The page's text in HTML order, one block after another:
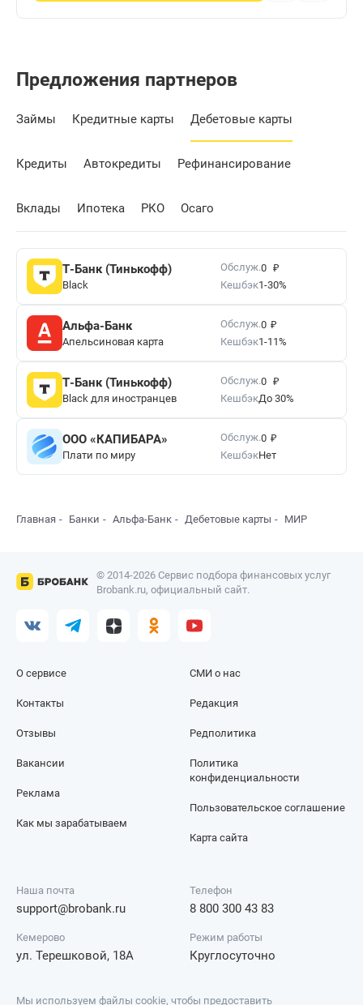
Предложения партнеров
Займы Кредитные карты Дебетовые карты
Кредиты Автокредиты Рефинансирование
Вклады Ипотека РКО Осаго
Т-Банк (Тинькофф)
Black
Обслуж.0 ₽
Кешбэк1-30%
Альфа-Банк
Апельсиновая карта
Обслуж.0 ₽
Кешбэк1-11%
Т-Банк (Тинькофф)
Black для иностранцев
Обслуж.0 ₽
КешбэкДо 30%
ООО «КАПИБАРА»
Плати по миру
Обслуж.0 ₽
КешбэкНет
Главная Банки Альфа-Банк Дебетовые карты МИР
© 2014-2026 Сервис подбора финансовых услуг
Brobank.ru, официальный сайт.
О сервисе
Контакты
Отзывы
СМИ о нас
Редакция
Редполитика
Вакансии
Реклама
Как мы зарабатываем
Политика
конфиденциальности
Пользовательское соглашение
Карта сайта
Наша почта
support@brobank.ru
Телефон
8 800 300 43 83
Кемерово
ул. Терешковой, 18А
Режим работы
Круглосуточно
Мы используем файлы cookie, чтобы предоставить